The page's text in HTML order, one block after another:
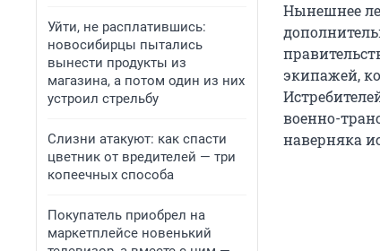
Уйти, не расплатившись:
новосибирцы пытались
вынести продукты из
магазина, а потом один из них
устроил стрельбу
Слизни атакуют: как спасти
цветник от вредителей — три
копеечных способа
Покупатель приобрел на
маркетплейсе новенький
Нынешнее
экипажей,
военно-
наверняка